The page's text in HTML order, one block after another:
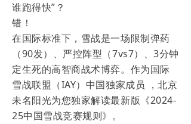
谁跑得快”？
错！
在国际标准下，雪战是一场限制弹药
（90发）、严控阵型（7vs7）、3分钟
定生死的高智商战术博弈。作为国际
雪战联盟（IAY）中国独家成员 ，北京
未名阳光为您独家解读最新版《2024-
25中国雪战竞赛规则》。